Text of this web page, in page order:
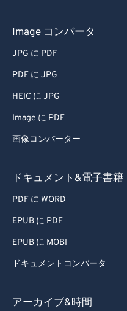
Image コンバータ
JPG に PDF
PDF に JPG
HEIC に JPG
Image に PDF
画像コンバーター
ドキュメント&電子書籍
PDF に WORD
EPUB に PDF
EPUB に MOBI
ドキュメントコンバータ
アーカイブ&時間